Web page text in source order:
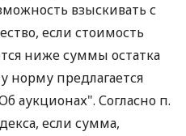
взыскивать с
если стоимость
ниже суммы остатка
норму предлагается
аукционах". Согласно п.
если сумма,